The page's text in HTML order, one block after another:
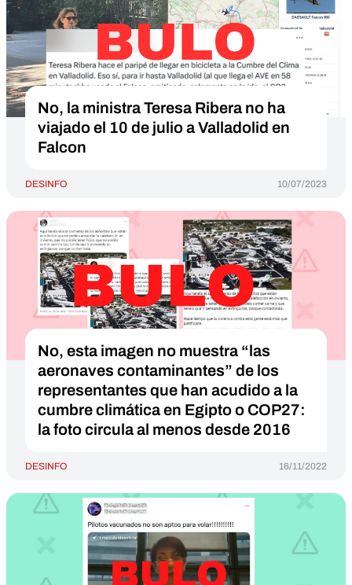
No, la ministra Teresa Ribera no ha
viajado el 10 de julio a Valladolid en
Falcon
DESINFO 10/07/2023
No, esta imagen no muestra “las
aeronaves contaminantes” de los
representantes que han acudido a la
cumbre climática en Egipto o COP27:
la foto circula al menos desde 2016
DESINFO 16/11/2022